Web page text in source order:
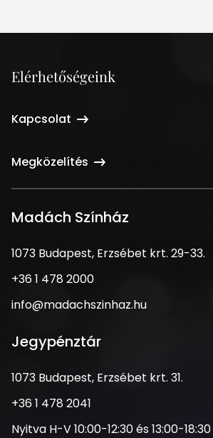
on
Elérhetőségeink
Kapcsolat
Megközelítés
Madách Színház
1073
Erzsébet
krt.
33.
1073 Budapest, Erzsébet krt. 29-33.
Telefonszám
+36 1 478 2000
Email
info@madachszinhaz.hu
Jegypénztár
Cím
1073 Budapest, Erzsébet krt. 31.
Telefonszám
+36 1 478 2041
Nyitva
Nyitva H-V 10:00-12:30 és 13:00-